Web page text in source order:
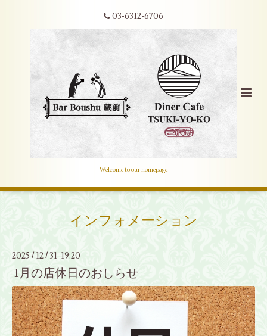
03-6312-6706
Welcome to our homepage
インフォメーション
2025 / 12 /31 19:20
1月の店休日のおしらせ